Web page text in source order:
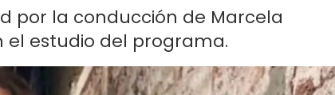
por la conducción de Marcela
el estudio del programa.